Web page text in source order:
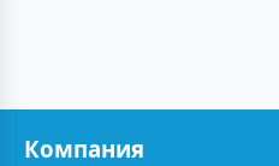
Компания